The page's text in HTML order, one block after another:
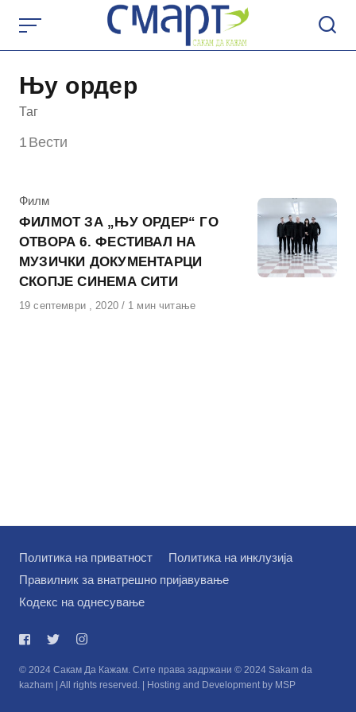
content
Њу ордер
Таг
1 Вести
КАтегорија
Филм
ФИЛМОТ ЗА „ЊУ ОРДЕР“ ГО
ОТВОРА 6. ФЕСТИВАЛ НА
МУЗИЧКИ ДОКУМЕНТАРЦИ
СКОПЈЕ СИНЕМА СИТИ
Објавено
19 септември , 2020 1 мин читање
Политика на приватност
Политика на инклузија
Правилник за внатрешно пријавување
Кодекс на однесување
© 2024 Сакам Да Кажам. Сите права задржани © 2024 Sakam da
kazham | All rights reserved. | Hosting and Development by MSP